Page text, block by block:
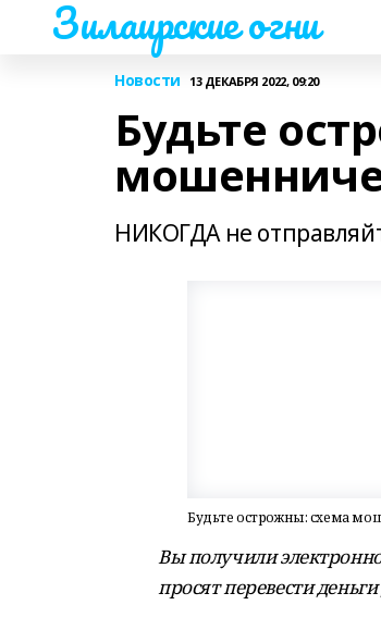
Зилаирские огни
Новости 13 ДЕКАБРЯ 2022, 09:20
Будьте
НИКОГДА не
Будьте острожны: схема
Вы получили
просят перевести